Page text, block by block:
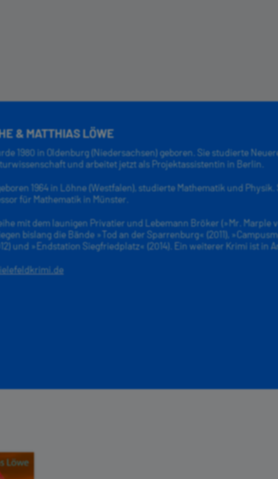
& MATTHIAS LÖWE
1980 in Oldenburg (Niedersachsen) geboren. Sie studierte
und arbeitet jetzt als Projektassistentin in Berlin.
1964 in Löhne (Westfalen), studierte Mathematik und Physik.
für Mathematik in Münster.
mit dem launigen Privatier und Lebemann Bröker (»Mr. Marple
bislang die Bände »Tod an der Sparrenburg« (2011),
und »Endstation Siegfriedplatz« (2014). Ein weiterer Krimi ist in